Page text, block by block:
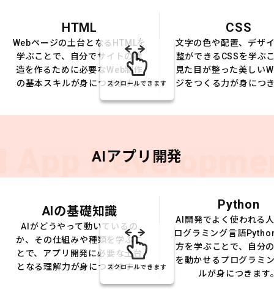
HTML
Webページの土台となるHTMLを
学ぶことで、自分でサイトの構
造を作るために必要なWeb制作
の基本スキルが身につきます。
CSS
文字の色や配置、デザ
整ができるCSSを学ぶ
見た目が整った美しい
ジをつくる力が身につ
スクロールできます
App AIアプリ開発
AIの基礎知識
AIがどうやって動いているの
か、その仕組みや種類を学ぶこ
とで、アプリ開発に必要な土台
となる理解力が身につきます。
Python
AI開発でよく使われる
ログラミング言語
方を学ぶことで、自分
を動かせるプログラミ
ルが身につきます
スクロールできます